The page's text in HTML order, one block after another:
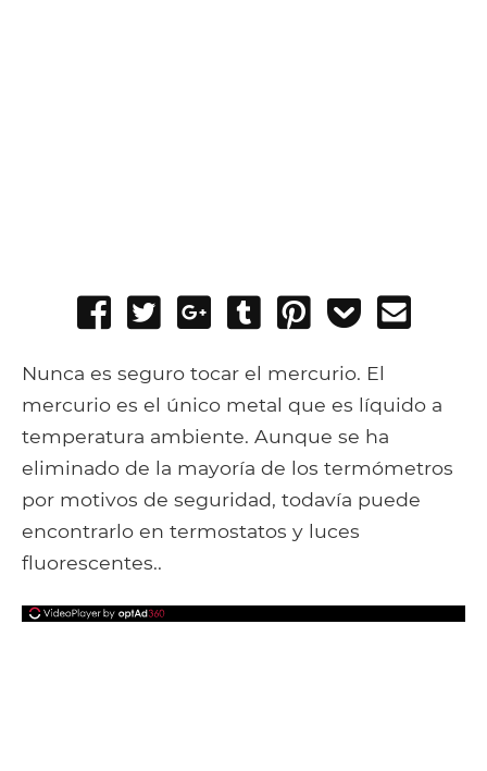
Share
Facebook
Tweet
Share
Google+
Post
Tumblr
Pin
Add
Pocket
Nunca es seguro tocar el mercurio. El
mercurio es el único metal que es líquido a
temperatura ambiente. Aunque se ha
eliminado de la mayoría de los termómetros
por motivos de seguridad, todavía puede
encontrarlo en termostatos y luces
fluorescentes..